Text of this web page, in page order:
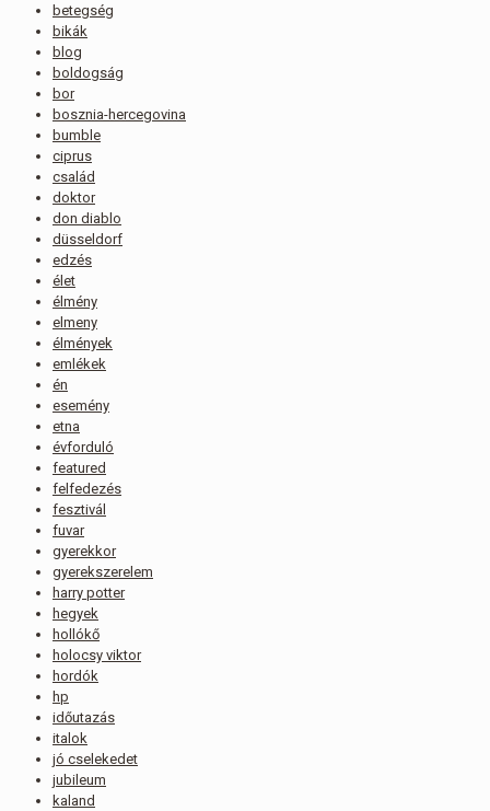
betegség
bikák
blog
boldogság
bor
bosznia-hercegovina
bumble
ciprus
család
doktor
don diablo
düsseldorf
edzés
élet
élmény
elmeny
élmények
emlékek
én
esemény
etna
évforduló
featured
felfedezés
fesztivál
fuvar
gyerekkor
gyerekszerelem
harry potter
hegyek
hollókő
holocsy viktor
hordók
hp
időutazás
italok
jó cselekedet
jubileum
kaland